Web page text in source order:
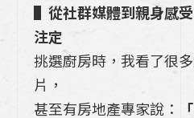
▌從社群媒體到親身感
注定
挑選廚房時，我看了很
片，
甚至有房地產專家說：